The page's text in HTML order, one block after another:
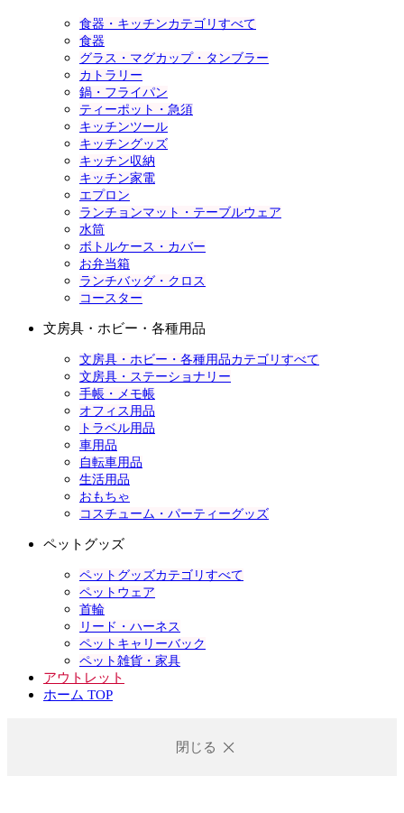
食器・キッチンカテゴリすべて
食器
グラス・マグカップ・タンブラー
カトラリー
鍋・フライパン
ティーポット・急須
キッチンツール
キッチングッズ
キッチン収納
キッチン家電
エプロン
ランチョンマット・テーブルウェア
水筒
ボトルケース・カバー
お弁当箱
ランチバッグ・クロス
コースター
文房具・ホビー・各種用品
文房具・ホビー・各種用品カテゴリすべて
文房具・ステーショナリー
手帳・メモ帳
オフィス用品
トラベル用品
車用品
自転車用品
生活用品
おもちゃ
コスチューム・パーティーグッズ
ペットグッズ
ペットグッズカテゴリすべて
ペットウェア
首輪
リード・ハーネス
ペットキャリーバック
ペット雑貨・家具
アウトレット
ホーム TOP
閉じる